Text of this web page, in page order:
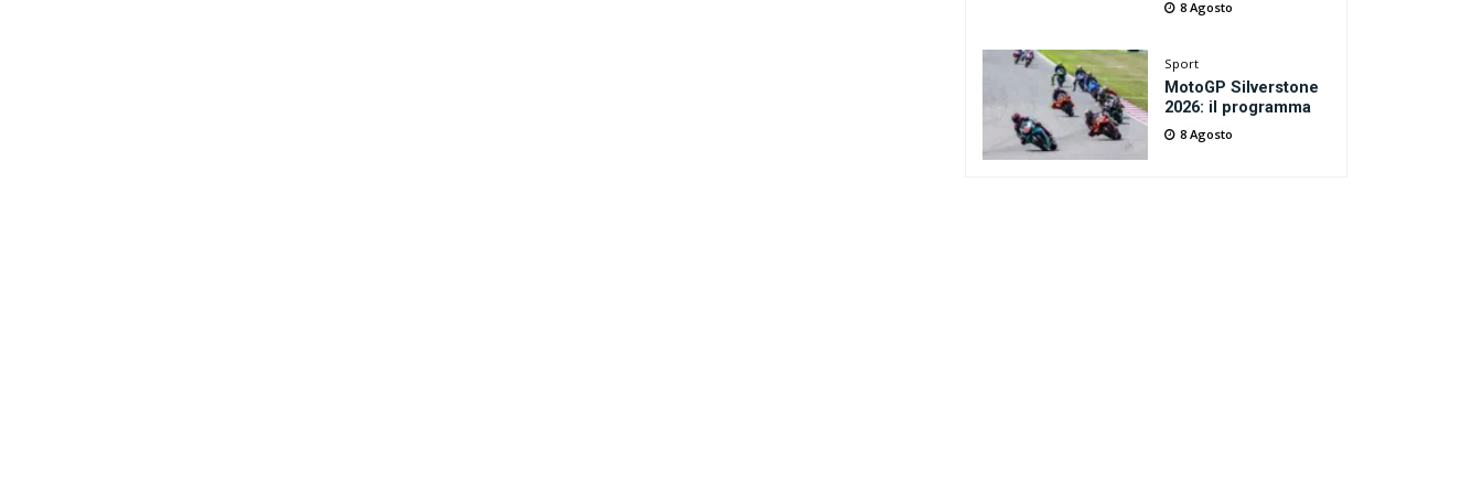
8 Agosto
Sport
MotoGP Silverstone
2026: il programma
8 Agosto